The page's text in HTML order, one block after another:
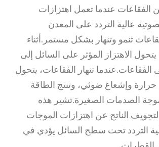
الفقاعات عندما تعمل اهتزازات
عالية التردد على المعدن
تنمو وتنهار بشكل مستمر.أثناء
الاهتزاز المؤثر على السائل إلى
تنهار الفقاعات، يتحول
وإشعاع ضوئي، وتنتج الطاقة
موجة الصدمات الصغيرة.تشير هذه
الناتج عن اهتزازات الموجات
التردد تحت سطح السائل يؤدي في